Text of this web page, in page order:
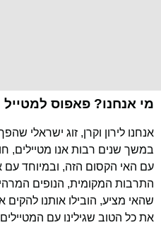
מי אנחנו? פאפוס
אנחנו לירון וקרן, זוג ישראלי
במשך שנים רבות אנו מטיילים,
עם האי הקסום הזה, ובמיוחד
התרבות המקומית, הנופים
שהאי מציע, הובילו אותנו
את כל הטוב שגילינו עם